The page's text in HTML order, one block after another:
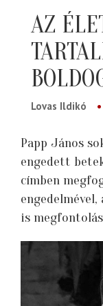
AZ
Lovas Ildikó
Papp János
engedett
címben
is